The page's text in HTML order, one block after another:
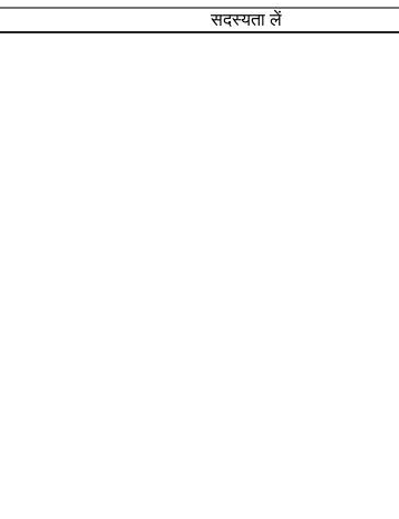
सदस्यता लें